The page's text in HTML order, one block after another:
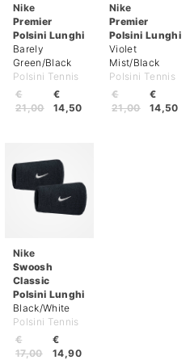
Nike
Premier
Polsini Lunghi
Barely
Green/Black
Polsini Tennis
€
14,50
€
21,00
Nike
Premier
Polsini Lunghi
Violet
Mist/Black
Polsini Tennis
€
14,50
€
21,00
Nike
Swoosh
Classic
Polsini Lunghi
Black/White
Polsini Tennis
€
14,90
€
17,00